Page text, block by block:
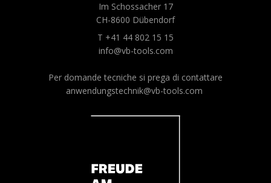
Im Schossacher 17
CH-8600 Dübendorf
T +41 44 802 15 15
info@vb-tools.com
Per domande tecniche si prega di contattare
anwendungstechnik@vb-tools.com